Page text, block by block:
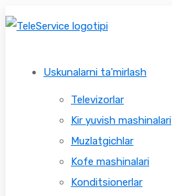
Uskunalarni ta'mirlash
Televizorlar
Kir yuvish mashinalari
Muzlatgichlar
Kofe mashinalari
Konditsionerlar